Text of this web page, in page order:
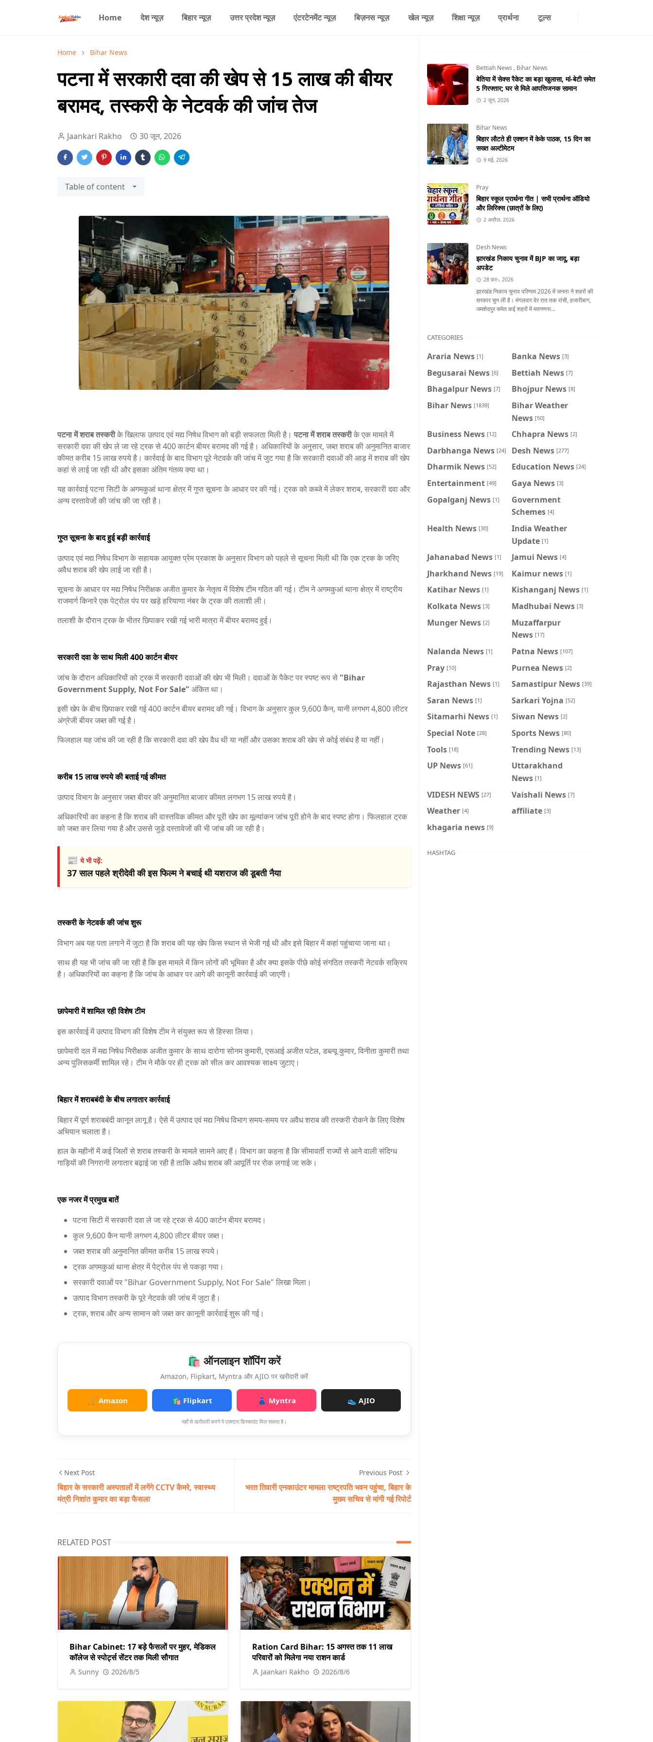
Home देश न्यूज़ बिहार न्यूज़ उत्तर प्रदेश न्यूज़ एंटरटेनमेंट न्यूज़ बिज़नस न्यूज़ खेल न्यूज़ शिक्षा न्यूज़ प्रार्थना टूल्स
Home Bihar News
पटना में सरकारी दवा की खेप से 15 लाख की बीयर
बरामद, तस्करी के नेटवर्क की जांच तेज
Jaankari Rakho 30 जून, 2026
Table of content
पटना में शराब तस्करीके खिलाफ उत्पाद एवं मद्य निषेध विभाग को बड़ी सफलता मिली है।पटना में शराब तस्करीके एक मामले में
सरकारी दवा की खेप ले जा रहे ट्रक से 400 कार्टन बीयर बरामद की गई है। अधिकारियों के अनुसार, जब्त शराब की अनुमानित बाजार
कीमत करीब 15 लाख रुपये है। कार्रवाई के बाद विभाग पूरे नेटवर्क की जांच में जुट गया है कि सरकारी दवाओं की आड़ में शराब की खेप
कहां से लाई जा रही थी और इसका अंतिम गंतव्य क्या था।
यह कार्रवाई पटना सिटी के अगमकुआं थाना क्षेत्र में गुप्त सूचना के आधार पर की गई। ट्रक को कब्जे में लेकर शराब, सरकारी दवा और
अन्य दस्तावेजों की जांच की जा रही है।
गुप्त सूचना के बाद हुई बड़ी कार्रवाई
उत्पाद एवं मद्य निषेध विभाग के सहायक आयुक्त प्रेम प्रकाश के अनुसार विभाग को पहले से सूचना मिली थी कि एक ट्रक के जरिए
अवैध शराब की खेप लाई जा रही है।
सूचना के आधार पर मद्य निषेध निरीक्षक अजीत कुमार के नेतृत्व में विशेष टीम गठित की गई। टीम ने अगमकुआं थाना क्षेत्र में राष्ट्रीय
राजमार्ग किनारे एक पेट्रोल पंप पर खड़े हरियाणा नंबर के ट्रक की तलाशी ली।
तलाशी के दौरान ट्रक के भीतर छिपाकर रखी गई भारी मात्रा में बीयर बरामद हुई।
सरकारी दवा के साथ मिली 400 कार्टन बीयर
जांच के दौरान अधिकारियों को ट्रक में सरकारी दवाओं की खेप भी मिली। दवाओं के पैकेट पर स्पष्ट रूप से "Bihar
Government Supply, Not For Sale" अंकित था।
इसी खेप के बीच छिपाकर रखी गई 400 कार्टन बीयर बरामद की गई। विभाग के अनुसार कुल 9,600 कैन, यानी लगभग 4,800 लीटर
अंग्रेजी बीयर जब्त की गई है।
फिलहाल यह जांच की जा रही है कि सरकारी दवा की खेप वैध थी या नहीं और उसका शराब की खेप से कोई संबंध है या नहीं।
करीब 15 लाख रुपये की बताई गई कीमत
उत्पाद विभाग के अनुसार जब्त बीयर की अनुमानित बाजार कीमत लगभग 15 लाख रुपये है।
अधिकारियों का कहना है कि शराब की वास्तविक कीमत और पूरी खेप का मूल्यांकन जांच पूरी होने के बाद स्पष्ट होगा। फिलहाल ट्रक
को जब्त कर लिया गया है और उससे जुड़े दस्तावेजों की भी जांच की जा रही है।
📰ये भी पढ़ें:
37 साल पहले श्रीदेवी की इस फिल्म ने बचाई थी यशराज की डूबती नैया
तस्करी के नेटवर्क की जांच शुरू
विभाग अब यह पता लगाने में जुटा है कि शराब की यह खेप किस स्थान से भेजी गई थी और इसे बिहार में कहां पहुंचाया जाना था।
साथ ही यह भी जांच की जा रही है कि इस मामले में किन लोगों की भूमिका है और क्या इसके पीछे कोई संगठित तस्करी नेटवर्क सक्रिय
है। अधिकारियों का कहना है कि जांच के आधार पर आगे की कानूनी कार्रवाई की जाएगी।
छापेमारी में शामिल रही विशेष टीम
इस कार्रवाई में उत्पाद विभाग की विशेष टीम ने संयुक्त रूप से हिस्सा लिया।
छापेमारी दल में मद्य निषेध निरीक्षक अजीत कुमार के साथ दारोगा सोनम कुमारी, एसआई अजीत पटेल, डब्ल्यू कुमार, विनीता कुमारी तथा
अन्य पुलिसकर्मी शामिल रहे। टीम ने मौके पर ही ट्रक को सील कर आवश्यक साक्ष्य जुटाए।
बिहार में शराबबंदी के बीच लगातार कार्रवाई
बिहार में पूर्ण शराबबंदी कानून लागू है। ऐसे में उत्पाद एवं मद्य निषेध विभाग समय-समय पर अवैध शराब की तस्करी रोकने के लिए विशेष
अभियान चलाता है।
हाल के महीनों में कई जिलों से शराब तस्करी के मामले सामने आए हैं। विभाग का कहना है कि सीमावर्ती राज्यों से आने वाली संदिग्ध
गाड़ियों की निगरानी लगातार बढ़ाई जा रही है ताकि अवैध शराब की आपूर्ति पर रोक लगाई जा सके।
एक नजर में प्रमुख बातें
पटना सिटी में सरकारी दवा ले जा रहे ट्रक से 400 कार्टन बीयर बरामद।
कुल 9,600 कैन यानी लगभग 4,800 लीटर बीयर जब्त।
जब्त शराब की अनुमानित कीमत करीब 15 लाख रुपये।
ट्रक अगमकुआं थाना क्षेत्र में पेट्रोल पंप से पकड़ा गया।
सरकारी दवाओं पर "Bihar Government Supply, Not For Sale" लिखा मिला।
उत्पाद विभाग तस्करी के पूरे नेटवर्क की जांच में जुटा है।
ट्रक, शराब और अन्य सामान को जब्त कर कानूनी कार्रवाई शुरू की गई।
🛍️ ऑनलाइन शॉपिंग करें
Amazon, Flipkart, Myntra और AJIO पर खरीदारी करें
🛒 Amazon 🛍️ Flipkart 👗 Myntra 👟 AJIO
यहाँ से खरीदारी करने पे एक्स्ट्रा डिस्काउंट मिल सकता है।
Next Post
बिहार के सरकारी अस्पतालों में लगेंगे CCTV कैमरे, स्वास्थ्य
मंत्री निशांत कुमार का बड़ा फैसला
Previous Post
भरत तिवारी एनकाउंटर मामला राष्ट्रपति भवन पहुंचा, बिहार के
मुख्य सचिव से मांगी गई रिपोर्ट
RELATED POST
Bihar Cabinet: 17 बड़े फैसलों पर मुहर, मेडिकल
कॉलेज से स्पोर्ट्स सेंटर तक मिली सौगात
Sunny 2026/8/5
Ration Card Bihar: 15 अगस्त तक 11 लाख
परिवारों को मिलेगा नया राशन कार्ड
Jaankari Rakho 2026/8/6
Bettiah News , Bihar News
बेतिया में सेक्स रैकेट का बड़ा खुलासा, मां-बेटी समेत
5 गिरफ्तार; घर से मिले आपत्तिजनक सामान
2 जून, 2026
Bihar News
बिहार लौटते ही एक्शन में केके पाठक, 15 दिन का
सख्त अल्टीमेटम
9 मई, 2026
Pray
बिहार स्कूल प्रार्थना गीत | सभी प्रार्थना ऑडियो
और लिरिक्स (छात्रों के लिए)
2 अप्रैल, 2026
Desh News
झारखंड निकाय चुनाव में BJP का जादू, बड़ा
अपडेट
28 फ़र॰, 2026
झारखंड निकाय चुनाव परिणाम 2026 में जनता ने शहरों की
सरकार चुन ली है। मंगलवार देर रात तक रांची, हजारीबाग,
जमशेदपुर समेत कई शहरों में मतगणना...
CATEGORIES
Araria News [1] Banka News [3]
Begusarai News [6] Bettiah News [7]
Bhagalpur News [7] Bhojpur News [8]
Bihar News [1839]
Bihar Weather
News [50]
Business News [12] Chhapra News [2]
Darbhanga News [24] Desh News [277]
Dharmik News [52] Education News [24]
Entertainment [49] Gaya News [3]
Gopalganj News [1]
Government
Schemes [4]
Health News [30]
India Weather
Update [1]
Jahanabad News [1] Jamui News [4]
Jharkhand News [19] Kaimur news [1]
Katihar News [1] Kishanganj News [1]
Kolkata News [3] Madhubai News [3]
Munger News [2]
Muzaffarpur
News [17]
Nalanda News [1] Patna News [107]
Pray [10] Purnea News [2]
Rajasthan News [1] Samastipur News [39]
Saran News [1] Sarkari Yojna [52]
Sitamarhi News [1] Siwan News [2]
Special Note [28] Sports News [80]
Tools [18] Trending News [13]
UP News [61]
Uttarakhand
News [1]
VIDESH NEWS [27] Vaishali News [7]
Weather [4] affiliate [3]
khagaria news [9]
HASHTAG